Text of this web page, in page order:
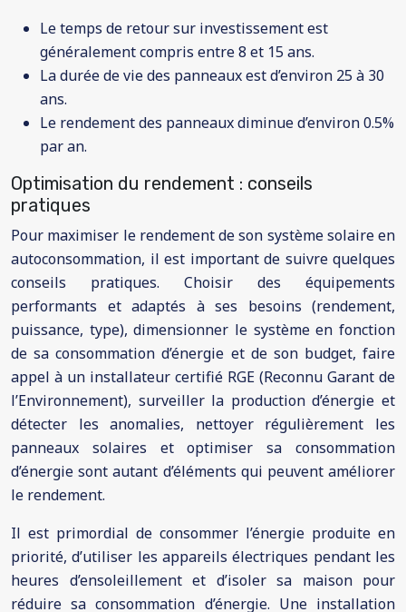
Le temps de retour sur investissement est
généralement compris entre 8 et 15 ans.
La durée de vie des panneaux est d’environ 25 à 30
ans.
Le rendement des panneaux diminue d’environ 0.5%
par an.
Optimisation du rendement : conseils
pratiques
Pour maximiser le rendement de son système solaire en
autoconsommation, il est important de suivre quelques
conseils pratiques. Choisir des équipements
performants et adaptés à ses besoins (rendement,
puissance, type), dimensionner le système en fonction
de sa consommation d’énergie et de son budget, faire
appel à un installateur certifié RGE (Reconnu Garant de
l’Environnement), surveiller la production d’énergie et
détecter les anomalies, nettoyer régulièrement les
panneaux solaires et optimiser sa consommation
d’énergie sont autant d’éléments qui peuvent améliorer
le rendement.
Il est primordial de consommer l’énergie produite en
priorité, d’utiliser les appareils électriques pendant les
heures d’ensoleillement et d’isoler sa maison pour
réduire sa consommation d’énergie. Une installation